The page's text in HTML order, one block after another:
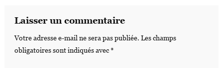
Laisser un commentaire
Votre adresse e-mail ne sera pas publiée. Les champs
obligatoires sont indiqués avec*